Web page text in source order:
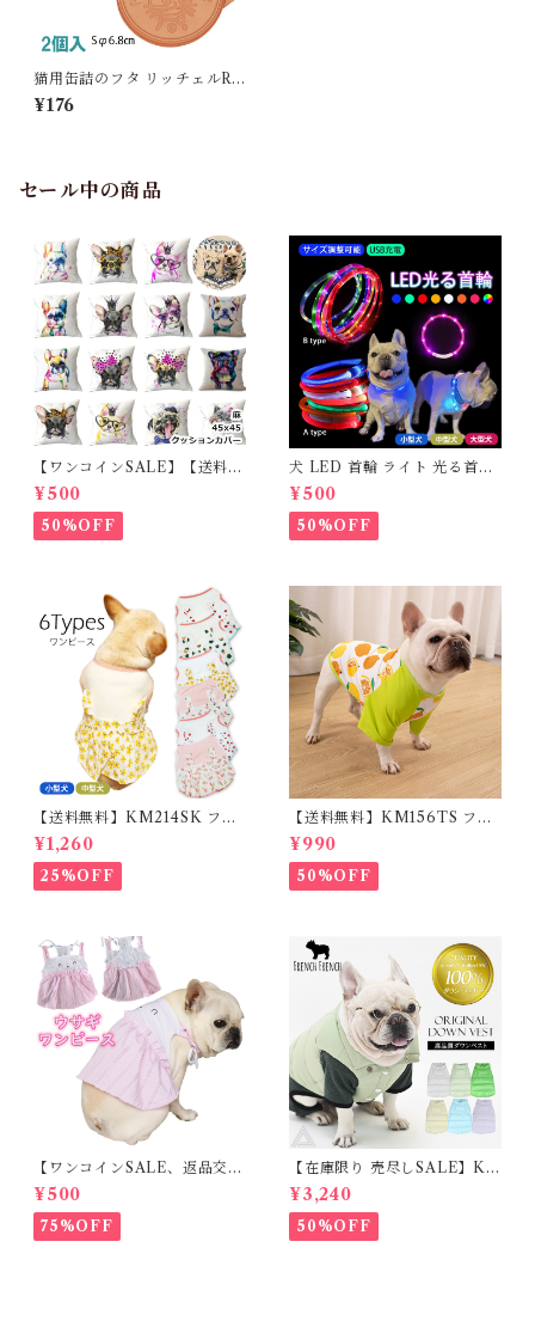
猫用缶詰のフタ リッチェルRic
hell 缶詰のフタ2P ペット用品
BOX ドッグ 缶フタ 食器 猫用
¥176
セール中の商品
【ワンコインSALE】【送料無
料】KM503G クッションカバ
ー フレンチブルドッグ クリー
ム フレブル
¥500
50%OFF
犬 LED 首輪 ライト 光る首輪
USB充電 生活防水 長さ調整可
能 首輪 犬用 ペット カラー ペ
ット用品 軽量 ドッグ用品 フレ
ンチブルドック 大型犬 中型犬
¥500
50%OFF
【送料無料】KM214SK フレ
ブル 女の子 スカート ワンピー
ス夏 フリル 犬服 ドックウェア
¥1,260
25%OFF
【送料無料】KM156TS フレ
ブル Tシャツ フレンチブルド
ック レモン柄 犬服 ドックウェ
ア
¥990
50%OFF
【ワンコインSALE、返品交換
不可】KM171SK フレンチブ
ルドック 犬服 女の子 ピンク
スカート
¥500
75%OFF
【在庫限り 売尽しSALE】K
M952Tダウンベスト 100%ダ
ウン・フェザー 犬 犬服 ダウン
ジャケット ベスト フレンチブ
ルドッグ 冬服 極暖 暖かい 可
¥3,240
50%OFF